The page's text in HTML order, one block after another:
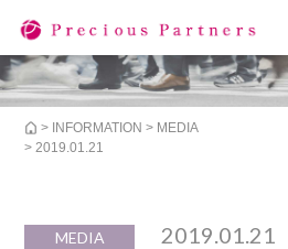
> INFORMATION > MEDIA
> 2019.01.21
MEDIA 2019.01.21